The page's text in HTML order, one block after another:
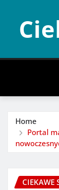
content
Home
Portal
CIEKAWE